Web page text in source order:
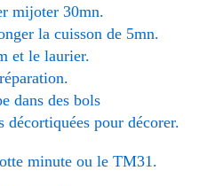
mijoter 30mn.
la cuisson de 5mn.
et le laurier.
dans des bols
décortiquées pour décorer.
minute ou le TM31.